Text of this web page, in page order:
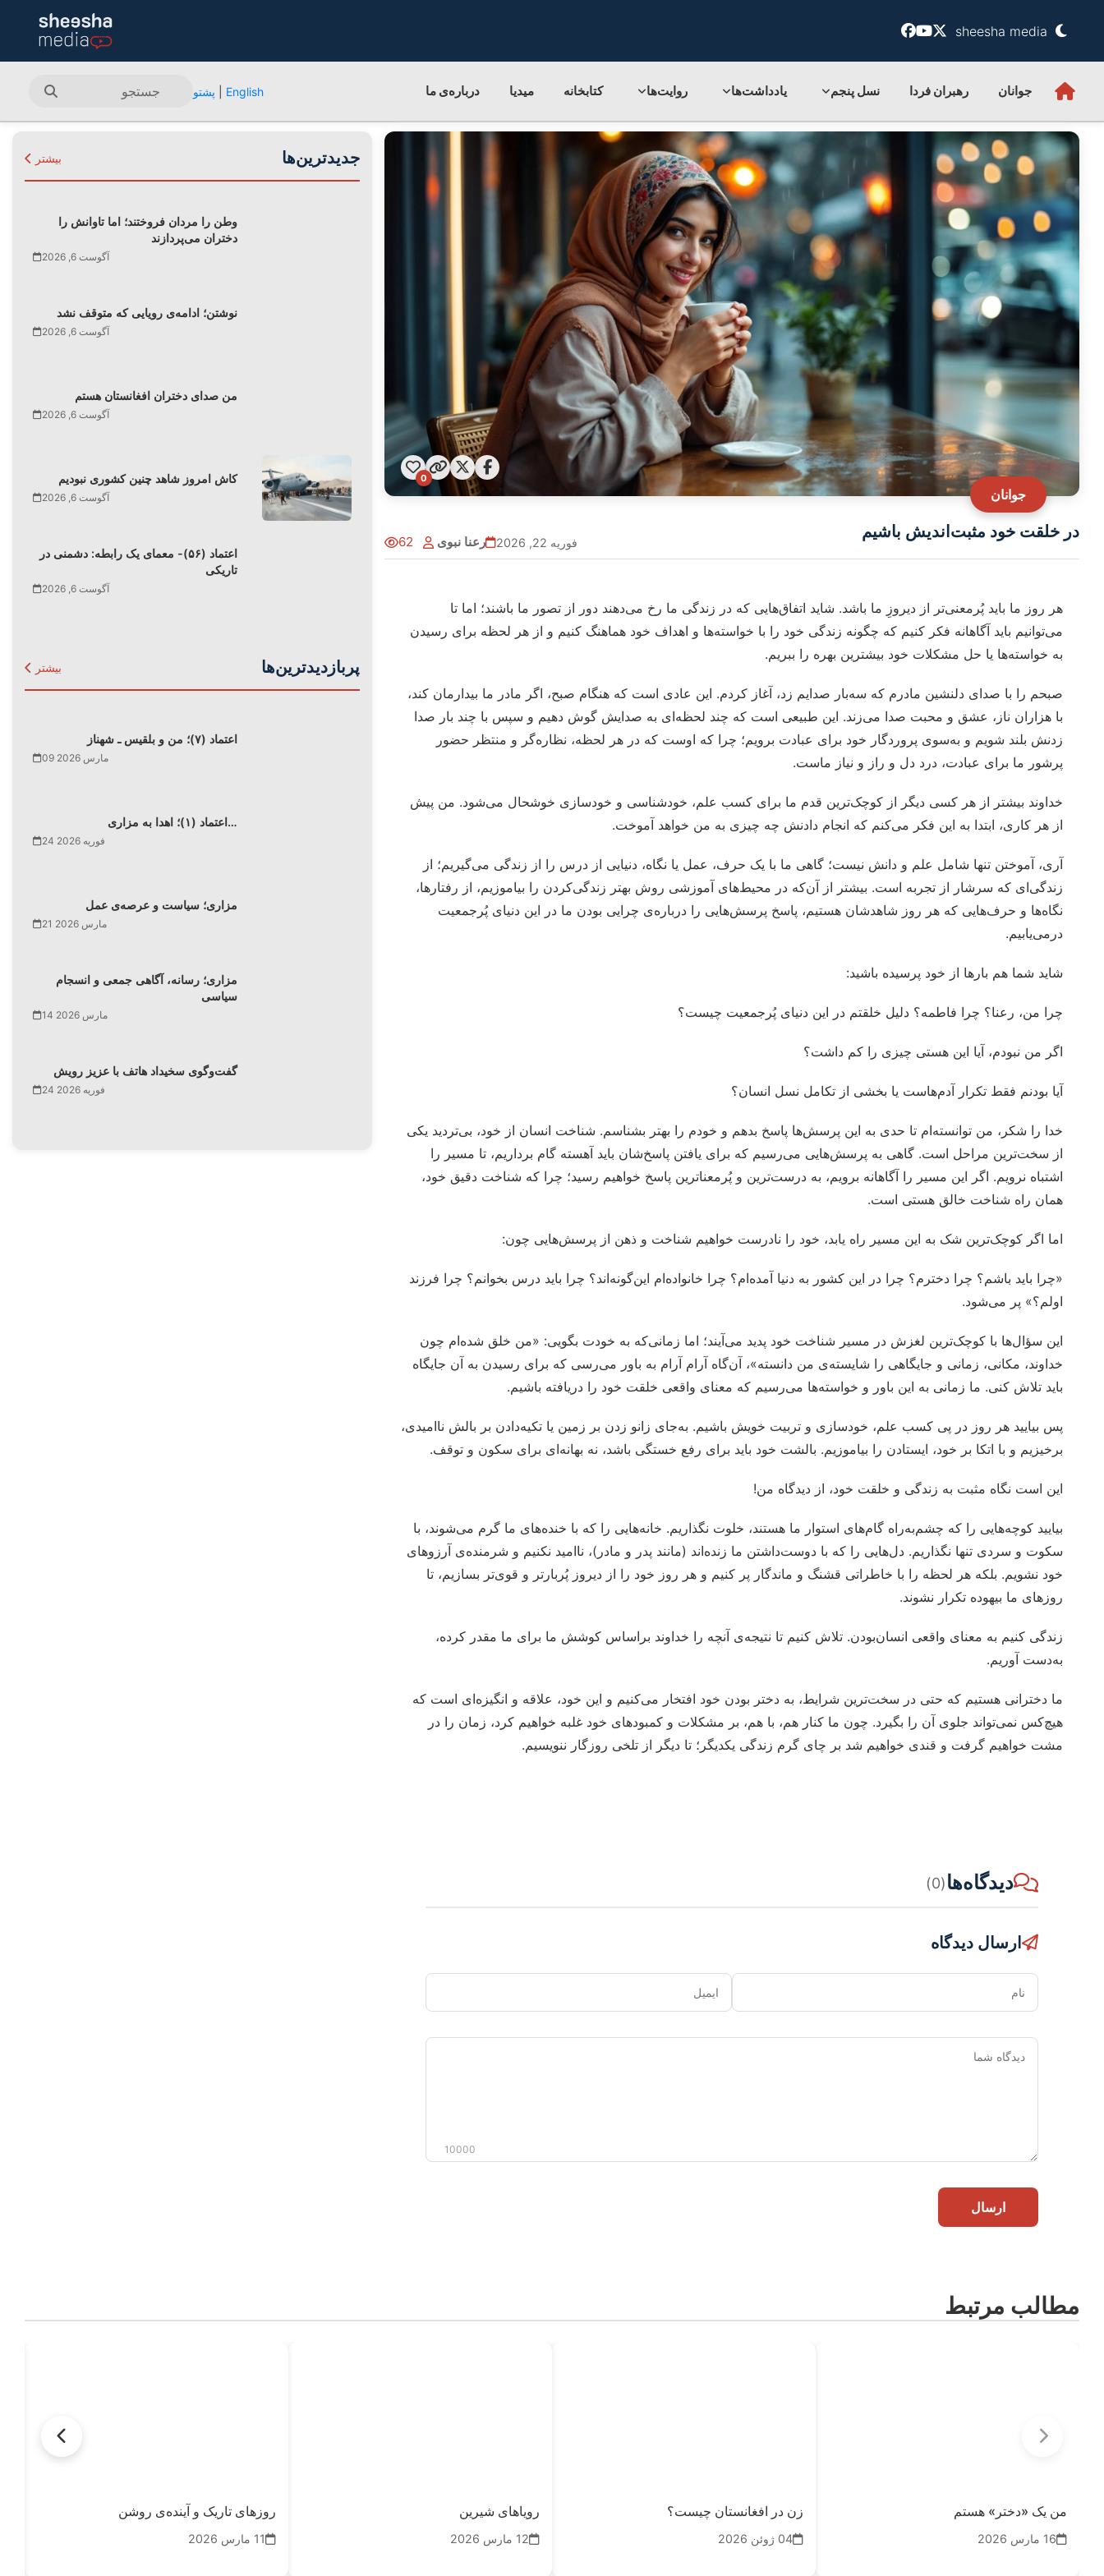
sheesha media
جوانان رهبران فردا نسل پنجم یادداشت‌ها روایت‌ها کتابخانه میدیا درباره‌ی‌ ما English پشتو
جوانان
0
در خلقت خود مثبت‌اندیش باشیم
62 رعنا نبوی فوریه 22, 2026
هر روز ما باید پُرمعنی‌تر از دیروزِ ما باشد. شاید اتفاق‌هایی که در زندگی ما رخ می‌دهند دور از تصور ما باشند؛ اما تا
می‌توانیم باید آگاهانه فکر کنیم که چگونه زندگی‌ خود را با خواسته‌ها و اهداف خود هماهنگ کنیم و از هر لحظه برای رسیدن
به خواسته‌ها یا حل مشکلات‌ خود بیشترین بهره را ببریم.
صبحم را با صدای دلنشین مادرم که سه‌بار صدایم زد، آغاز کردم. این عادی است که هنگام صبح، اگر مادر ما بیدارمان کند،
با هزاران ناز، عشق و محبت صدا می‌زند. این طبیعی است که چند لحظه‌ای به صدایش گوش دهیم و سپس با چند بار صدا
زدنش بلند شویم و به‌سوی پروردگار خود برای عبادت برویم؛ چرا که اوست که در هر لحظه، نظاره‌گر و منتظر حضور
پرشور ما برای عبادت، درد دل و راز و نیاز ماست.
خداوند بیشتر از هر کسی دیگر از کوچک‌ترین قدم‌ ما برای کسب علم، خودشناسی و خودسازی خوشحال می‌شود. من پیش
از هر کاری، ابتدا به این فکر می‌کنم که انجام دادنش چه چیزی به من خواهد آموخت.
آری، آموختن تنها شامل علم و دانش نیست؛ گاهی ما با یک حرف، عمل یا نگاه، دنیایی از درس را از زندگی می‌گیریم؛ از
زندگی‌ای که سرشار از تجربه است. بیشتر از آن‌که در محیط‌های آموزشی روش بهتر زندگی‌کردن را بیاموزیم، از رفتارها،
نگاه‌ها و حرف‌هایی که هر روز شاهدشان هستیم، پاسخ پرسش‌هایی را درباره‌ی چرایی بودن‌ ما در این دنیای پُرجمعیت
درمی‌یابیم.
شاید شما هم بارها از خود پرسیده باشید:
چرا من، رعنا؟ چرا فاطمه؟ دلیل خلقتم در این دنیای پُرجمعیت چیست؟
اگر من نبودم، آیا این هستی چیزی را کم داشت؟
آیا بودنم فقط تکرار آدم‌هاست یا بخشی از تکامل نسل انسان؟
خدا را شکر، من توانسته‌ام تا حدی به این پرسش‌ها پاسخ بدهم و خودم را بهتر بشناسم. شناخت انسان از خود، بی‌تردید یکی
از سخت‌ترین مراحل است. گاهی به پرسش‌هایی می‌رسیم که برای یافتن پاسخ‌شان باید آهسته گام برداریم، تا مسیر را
اشتباه نرویم. اگر این مسیر را آگاهانه برویم، به درست‌ترین و پُرمعناترین پاسخ خواهیم رسید؛ چرا که شناخت دقیق خود،
همان راه شناخت خالق هستی است.
اما اگر کوچک‌ترین شک به این مسیر راه یابد، خود را نادرست خواهیم شناخت و ذهن‌ از پرسش‌هایی چون:
«چرا باید باشم؟ چرا دخترم؟ چرا در این کشور به دنیا آمده‌ام؟ چرا خانواده‌ام این‌گونه‌اند؟ چرا باید درس بخوانم؟ چرا فرزند
اولم؟» پر می‌شود.
این سؤال‌ها با کوچک‌ترین لغزش در مسیر شناخت خود پدید می‌آیند؛ اما زمانی‌که به خودت بگویی: «من خلق شده‌ام چون
خداوند، مکانی، زمانی و جایگاهی را شایسته‌ی من دانسته»، آن‌گاه آرام آرام به باور می‌رسی که برای رسیدن به آن جایگاه
باید تلاش کنی. ما زمانی به این باور و خواسته‌ها می‌رسیم که معنای واقعی خلقت خود را دریافته باشیم.
پس بیایید هر روز در پی کسب علم، خودسازی و تربیت خویش باشیم. به‌جای زانو زدن بر زمین یا تکیه‌دادن بر بالش ناامیدی،
برخیزیم و با اتکا بر خود، ایستادن را بیاموزیم. بالشت‌ خود باید برای رفع خستگی باشد، نه بهانه‌ای برای سکون و توقف.
این است نگاه مثبت به زندگی و خلقت خود، از دیدگاه من!
بیایید کوچه‌هایی را که چشم‌به‌راه گام‌های استوار ما هستند، خلوت نگذاریم. خانه‌هایی را که با خنده‌های ما گرم می‌شوند، با
سکوت و سردی تنها نگذاریم. دل‌هایی را که با دوست‌داشتن ما زنده‌اند (مانند پدر و مادر)، ناامید نکنیم و شرمنده‌ی آرزوهای
خود نشویم. بلکه هر لحظه را با خاطراتی قشنگ و ماندگار پر کنیم و هر روز خود را از دیروز پُربارتر و قوی‌تر بسازیم، تا
روزهای ما بیهوده تکرار نشوند.
زندگی کنیم به معنای واقعی انسان‌بودن. تلاش کنیم تا نتیجه‌ی آنچه را خداوند براساس کوشش ‌ما برای ما مقدر کرده،
به‌دست آوریم.
ما دخترانی هستیم که حتی در سخت‌ترین شرایط، به دختر بودن‌ خود افتخار می‌کنیم و این خود، علاقه و انگیزه‌ای است که
هیچ‌کس نمی‌تواند جلوی آن را بگیرد. چون ما کنار هم، با هم، بر مشکلات و کمبودهای‌ خود غلبه خواهیم کرد، زمان را در
مشت خواهیم گرفت و قندی خواهیم شد بر چای گرم زندگی یکدیگر؛ تا دیگر از تلخی روزگار ننویسیم.
دیدگاه‌ها(0)
ارسال دیدگاه
نام ایمیل
دیدگاه
10000
ارسال
جدیدترین‌ها بیشتر
وطن را مردان فروختند؛ اما تاوانش را
دختران می‌پردازند
آگوست 6, 2026
نوشتن؛ ادامه‌ی رویایی که متوقف نشد
آگوست 6, 2026
من صدای دختران افغانستان هستم
آگوست 6, 2026
کاش امروز شاهد چنین کشوری نبودیم
آگوست 6, 2026
اعتماد (۵۶)- معمای یک رابطه: دشمنی در
تاریکی
آگوست 6, 2026
پربازدیدترین‌ها بیشتر
اعتماد (۷)؛ من و بلقیس ـ شهناز
09 مارس 2026
اعتماد (۱)؛ اهدا به مزاری…
24 فوریه 2026
مزاری؛ سیاست و عرصه‌ی عمل
21 مارس 2026
مزاری؛ رسانه، آگاهی جمعی و انسجام
سیاسی
14 مارس 2026
گفت‌وگوی سخیداد هاتف با عزیز رویش
24 فوریه 2026
مطالب مرتبط
من یک «دختر» هستم
16 مارس 2026
زن در افغانستان چیست؟
04 ژوئن 2026
رویاهای شیرین
12 مارس 2026
روزهای تاریک و آینده‌ی روشن
11 مارس 2026